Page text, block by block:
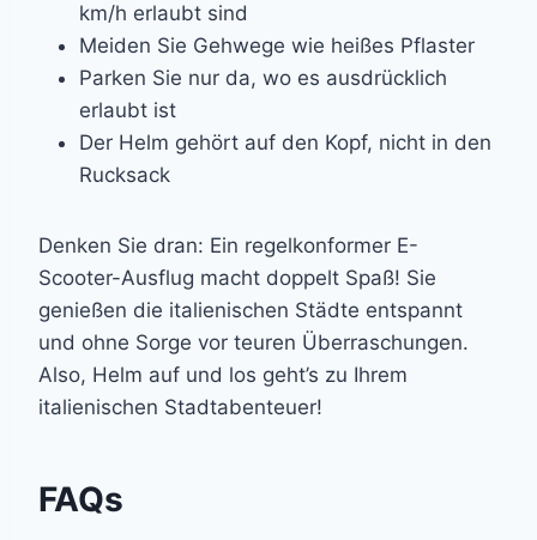
km/h erlaubt sind
Meiden Sie Gehwege wie heißes Pflaster
Parken Sie nur da, wo es ausdrücklich
erlaubt ist
Der Helm gehört auf den Kopf, nicht in den
Rucksack
Denken Sie dran: Ein regelkonformer E-
Scooter-Ausflug macht doppelt Spaß! Sie
genießen die italienischen Städte entspannt
und ohne Sorge vor teuren Überraschungen.
Also, Helm auf und los geht’s zu Ihrem
italienischen Stadtabenteuer!
FAQs